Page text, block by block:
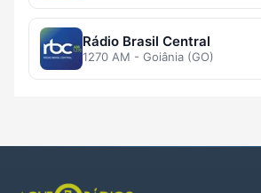
Rádio Brasil Central
1270 AM - Goiânia (GO)